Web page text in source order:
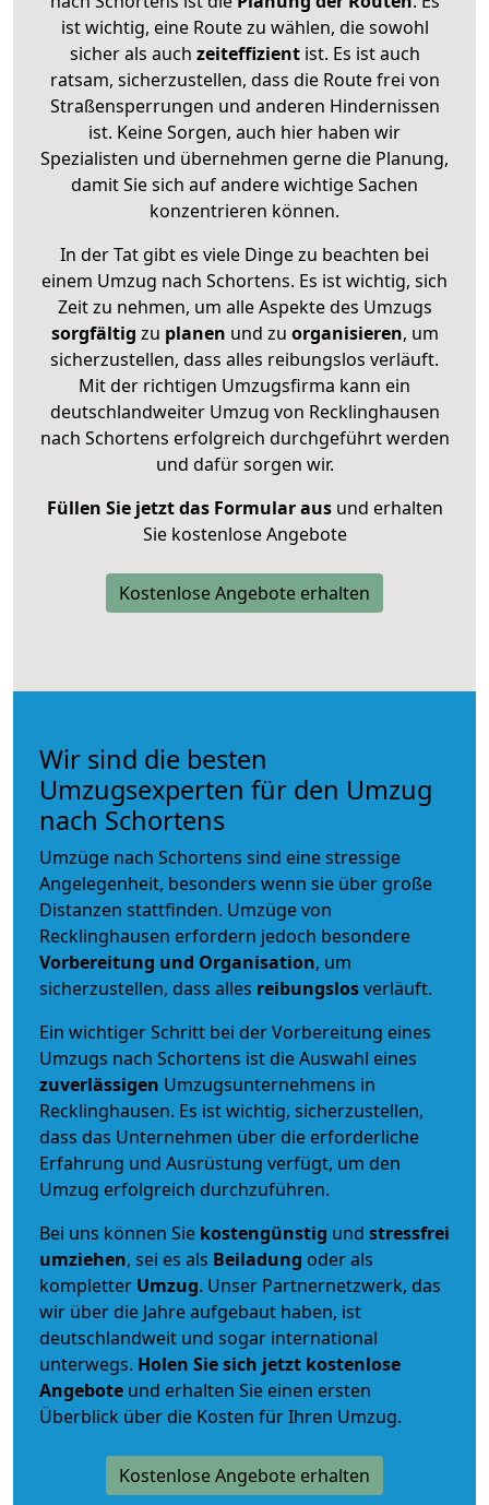
ist wichtig, eine Route zu wählen, die sowohl
sicher als auch zeiteffizientist. Es ist auch
ratsam, sicherzustellen, dass die Route frei von
Straßensperrungen und anderen Hindernissen
ist. Keine Sorgen, auch hier haben wir
Spezialisten und übernehmen gerne die Planung,
damit Sie sich auf andere wichtige Sachen
konzentrieren können.
In der Tat gibt es viele Dinge zu beachten bei
einem Umzug nach Schortens. Es ist wichtig, sich
Zeit zu nehmen, um alle Aspekte des Umzugs
sorgfältig zu planen und zu organisieren, um
sicherzustellen, dass alles reibungslos verläuft.
Mit der richtigen Umzugsfirma kann ein
deutschlandweiter Umzug von Recklinghausen
nach Schortens erfolgreich durchgeführt werden
und dafür sorgen wir.
Füllen Sie jetzt das Formular ausund erhalten
Sie kostenlose Angebote
Kostenlose Angebote erhalten
Wir sind die besten
Umzugsexperten für den Umzug
nach Schortens
Umzüge nach Schortens sind eine stressige
Angelegenheit, besonders wenn sie über große
Distanzen stattfinden. Umzüge von
Recklinghausen erfordern jedoch besondere
Vorbereitung und Organisation, um
sicherzustellen, dass alles reibungslosverläuft.
Ein wichtiger Schritt bei der Vorbereitung eines
Umzugs nach Schortens ist die Auswahl eines
zuverlässigen Umzugsunternehmens in
Recklinghausen. Es ist wichtig, sicherzustellen,
dass das Unternehmen über die erforderliche
Erfahrung und Ausrüstung verfügt, um den
Umzug erfolgreich durchzuführen.
Bei uns können Sie kostengünstig und stressfrei
umziehen, sei es als Beiladung oder als
kompletter Umzug. Unser Partnernetzwerk, das
wir über die Jahre aufgebaut haben, ist
deutschlandweit und sogar international
unterwegs. Holen Sie sich jetzt kostenlose
Angebote und erhalten Sie einen ersten
Überblick über die Kosten für Ihren Umzug.
Kostenlose Angebote erhalten